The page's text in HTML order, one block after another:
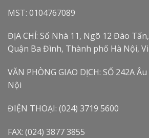
MST: 0104767089
ĐỊA CHỈ: Số Nhà 11, Ngõ 12 Đào
Quận Ba Đình, Thành phố Hà Nội,
VĂN PHÒNG GIAO DỊCH: SỐ 242A
Nội
ĐIỆN THOẠI: (024) 3719 5600
FAX: (024) 3877 3855